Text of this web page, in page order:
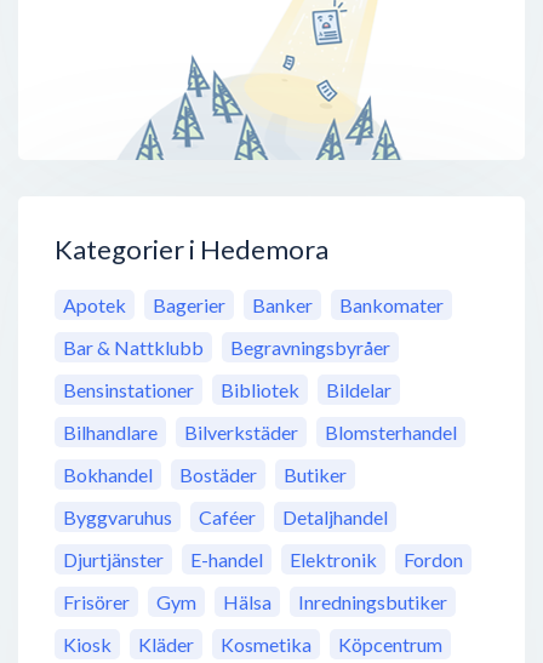
Kategorier i Hedemora
Apotek Bagerier Banker
Bankomater
Bar & Nattklubb
Begravningsbyråer
Bensinstationer
Bibliotek
Bildelar
Bilhandlare
Bilverkstäder
Blomsterhandel
Bokhandel
Bostäder
Butiker
Byggvaruhus
Caféer
Detaljhandel
Djurtjänster
E-handel Elektronik
Fordon
Frisörer
Gym Hälsa
Inredningsbutiker
Kiosk
Kläder Kosmetika
Köpcentrum